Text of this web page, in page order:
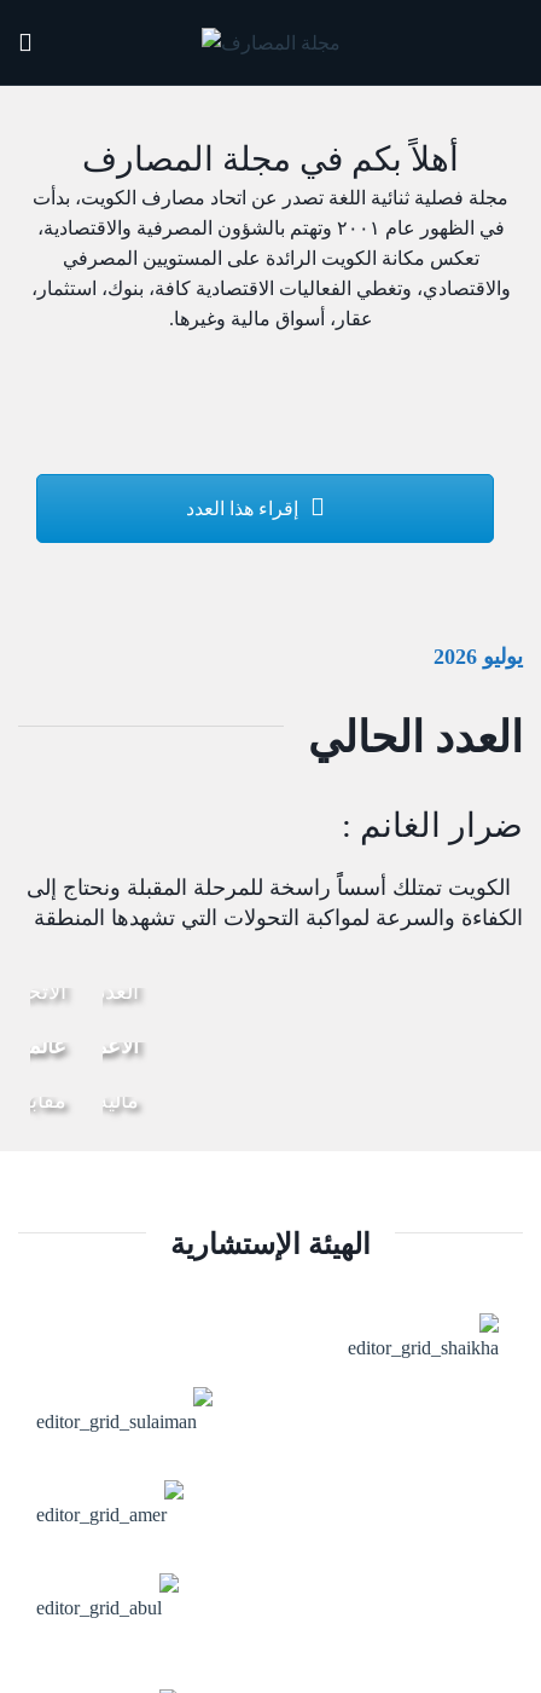
أهلاً بكم في مجلة المصارف
مجلة فصلية ثنائية اللغة تصدر عن اتحاد مصارف الكويت، بدأت
في الظهور عام ٢٠٠١ وتهتم بالشؤون المصرفية والاقتصادية،
تعكس مكانة الكويت الرائدة على المستويين المصرفي
والاقتصادي، وتغطي الفعاليات الاقتصادية كافة، بنوك، استثمار،
عقار، أسواق مالية وغيرها.
إقراء هذا العدد
يوليو 2026
العدد الحالي
ضرار الغانم :
الكويت تمتلك أسساًً راسخة للمرحلة المقبلة ونحتاج إلى
الكفاءة والسرعة لمواكبة التحولات التي تشهدها المنطقة
العدد
الاتحاد
المرأة
الأعمال
عالمي
مالية
الهيئة الإستشارية